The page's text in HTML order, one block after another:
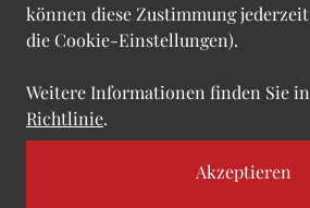
können diese Zustimmung
die Cookie-Einstellungen).
Weitere Informationen finden Sie
Richtlinie.
Akzeptieren